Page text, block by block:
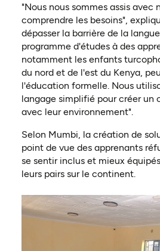
"Nous nous sommes assis avec
comprendre les besoins",
dépasser la barrière de la
programme d'études à des
notamment les enfants
du nord et de l'est du Kenya,
l'éducation formelle. Nous
langage simplifié pour créer un
avec leur environnement".
Selon Mumbi, la création de
point de vue des apprenants
se sentir inclus et mieux
leurs pairs sur le continent.